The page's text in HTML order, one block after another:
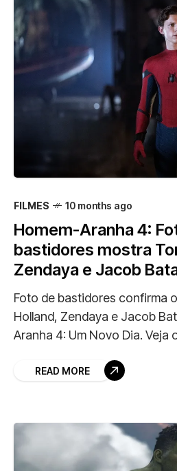
FILMES 10 months ago
Homem-Aranha 4:
bastidores mostra
Zendaya e Jacob
Foto de bastidores confirma
Holland, Zendaya e Jacob
Aranha 4: Um Novo Dia. Veja
READ MORE